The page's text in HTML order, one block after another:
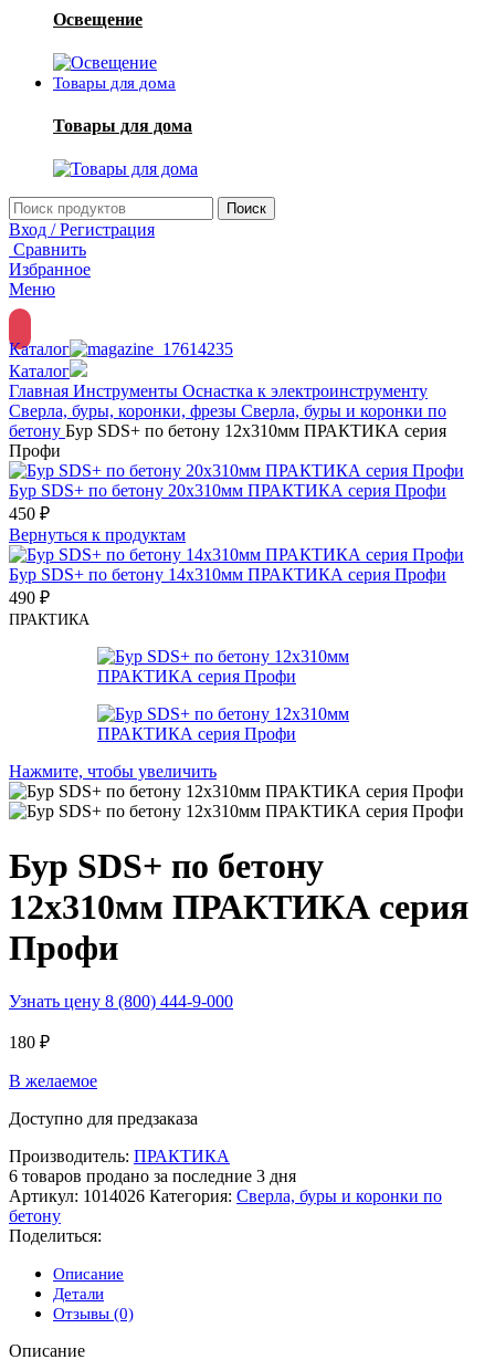
Освещение
Товары для дома
Товары для дома
Поиск
Вход / Регистрация
Сравнить
Избранное
Меню
Каталог
Каталог
Главная Инструменты Оснастка к электроинструменту
Сверла, буры, коронки, фрезы Сверла, буры и коронки по
бетону Бур SDS+ по бетону 12х310мм ПРАКТИКА серия
Профи
Бур SDS+ по бетону 20х310мм ПРАКТИКА серия Профи
450 ₽
Вернуться к продуктам
Бур SDS+ по бетону 14х310мм ПРАКТИКА серия Профи
490 ₽
ПРАКТИКА
Нажмите, чтобы увеличить
Бур SDS+ по бетону
12х310мм ПРАКТИКА серия
Профи
Узнать цену 8 (800) 444-9-000
180 ₽
В желаемое
Доступно для предзаказа
Производитель: ПРАКТИКА
6 товаров продано за последние 3 дня
Артикул: 1014026 Категория: Сверла, буры и коронки по
бетону
Поделиться:
Описание
Детали
Отзывы (0)
Описание